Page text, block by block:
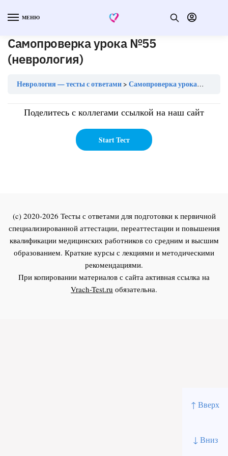
↑ Вверх
↓ Вниз
МЕНЮ
Самопроверка урока №55
(неврология)
Неврология — тесты с ответами Самопроверка урока №55 (неврология)
Поделитесь с коллегами ссылкой на наш сайт
(c) 2020-2026 Тесты с ответами для подготовки к первичной
специализированной аттестации, переаттестации и повышения
квалификации медицинских работников со средним и высшим
образованием. Краткие курсы с лекциями и методическими
рекомендациями.
При копировании материалов с сайта активная ссылка на
Vrach-Test.ru обязательна.